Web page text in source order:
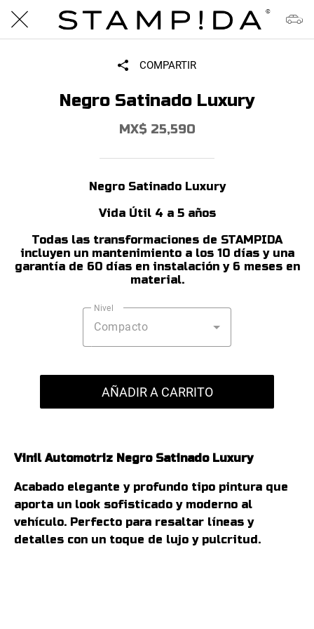
COMPARTIR
Negro Satinado Luxury
MX$ 25,590
Negro Satinado Luxury
Vida Útil 4 a 5 años
Todas las transformaciones de STAMPIDA
incluyen un mantenimiento a los 10 días y una
garantía de 60 días en instalación y 6 meses en
material.
Nivel
Compacto
AÑADIR A CARRITO
Vinil Automotriz Negro Satinado Luxury
Acabado elegante y profundo tipo pintura que
aporta un look sofisticado y moderno al
vehículo. Perfecto para resaltar líneas y
detalles con un toque de lujo y pulcritud.